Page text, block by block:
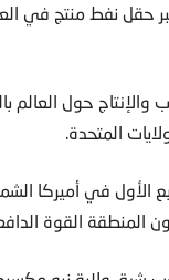
المتحدة.
القوة